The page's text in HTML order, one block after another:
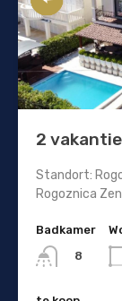
2
Standort:
Rogoznica
Badkamer
8